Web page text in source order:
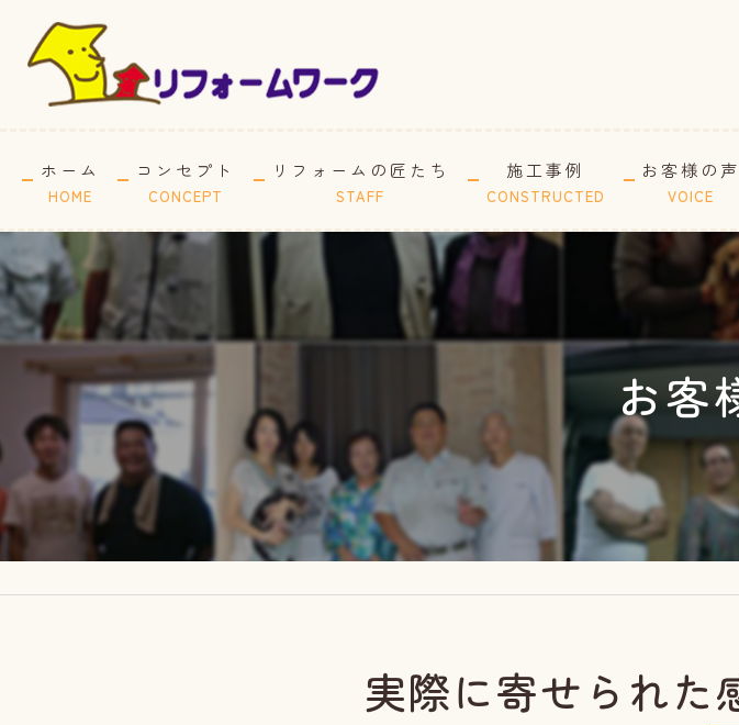
ホーム
HOME
コンセプト
CONCEPT
リフォームの匠たち
STAFF
施工事例
CONSTRUCTED
お客様の声
VOICE
お客
実際に寄せられた